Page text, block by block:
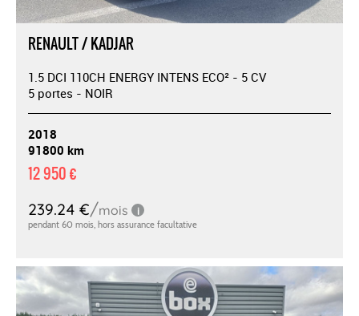
RENAULT / KADJAR
1.5 DCI 110CH ENERGY INTENS ECO² - 5 CV
5 portes - NOIR
2018
91800 km
12 950 €